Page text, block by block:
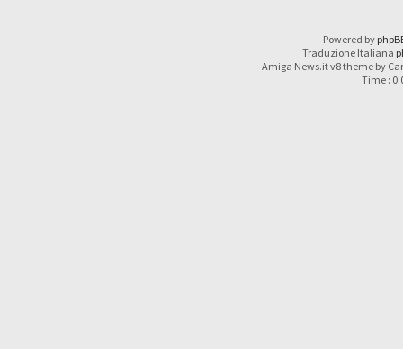
Powered by
Traduzione Italiana
Amiga News.it v8 theme by
Time :